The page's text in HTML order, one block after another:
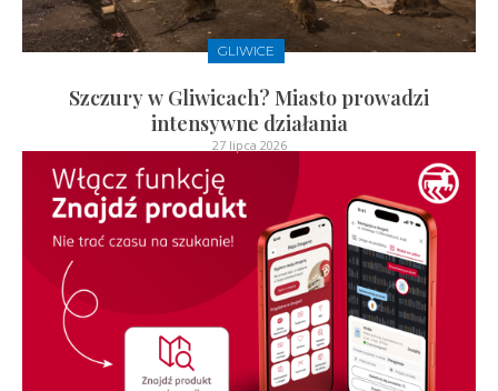
GLIWICE
Szczury w Gliwicach? Miasto prowadzi
intensywne działania
27 lipca 2026